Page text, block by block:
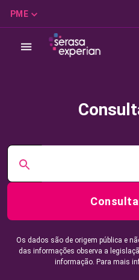
PME
Os dados são de origem pública e
das informações observa a
informação. Para mais